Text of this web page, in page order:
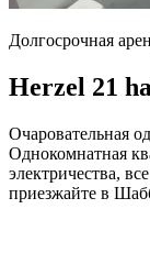
Долгосрочная
Herzel 21
Очаровательная
Однокомнатная
электричества,
приезжайте в